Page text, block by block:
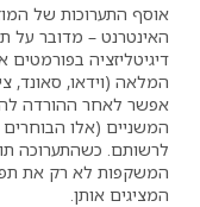
אוסף התערוכות של
האינטרנט – מדובר על
דיגיטליזציה
המלאה (וידאו, סאונד,
אפשר לאחר ההורדה
המשניים (אלו
לרשותם. כשהתערוכה
המשקפות לא רק את
המציגים אותן.